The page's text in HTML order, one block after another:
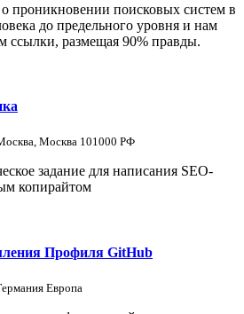
проникновении поисковых систем в
до предельного уровня и нам
ссылки, размещая 90% правды.
Москва 101000 РФ
задание для написания SEO-
копирайтом
Профиля GitHub
Европа